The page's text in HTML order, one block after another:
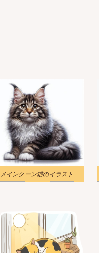
メインクーン猫のイラスト